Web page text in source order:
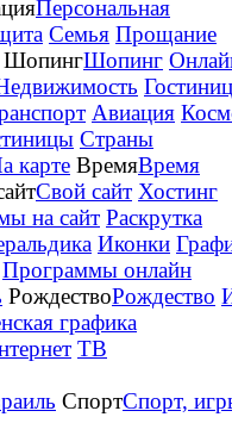
Персональная
Семья Прощание
ШопингШопинг
Авиация
Страны
карте ВремяВремя
Свой сайт Хостинг
на сайт Раскрутка
Иконки
Программы онлайн
РождествоРождество
графика
ТВ
СпортСпорт,